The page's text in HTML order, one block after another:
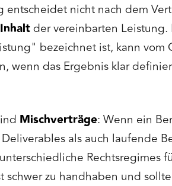
entscheidet nicht nach dem
der vereinbarten Leistung.
bezeichnet ist, kann vom
wenn das Ergebnis klar
Mischverträge: Wenn ein
als auch laufende
Rechtsregimes
schwer zu handhaben und